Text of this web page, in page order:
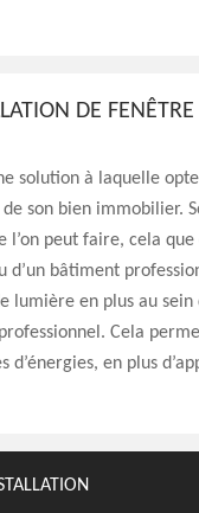
DE FENÊTRE
solution à laquelle
son bien immobilier.
l’on peut faire, cela
bâtiment
lumière en plus au sein
Cela
en plus